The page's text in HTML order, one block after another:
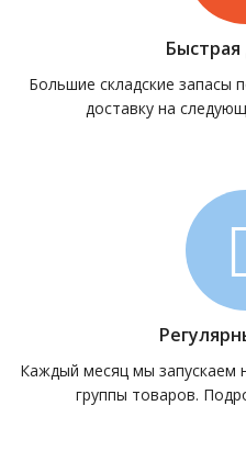
Быстрая
Большие складские запасы
доставку на
Каждый месяц мы запускаем
группы товаров.